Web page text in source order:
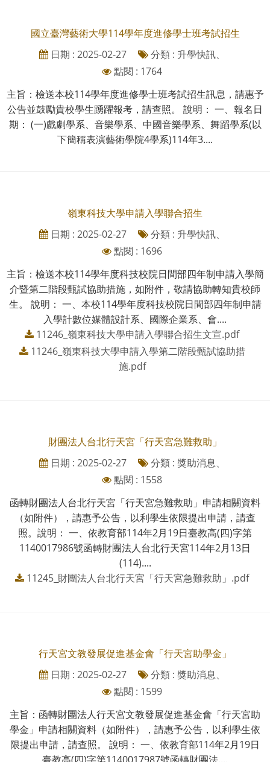
國立臺灣藝術大學114學年度進修學士班考試招生
日期 : 2025-02-27
分類 : 升學快訊、
點閱 : 1764
主旨：檢送本校114學年度進修學士班考試招生訊息，請惠予
公告並鼓勵貴校學生踴躍報考，請查照。 說明： 一、報名日
期： (一)戲劇學系、音樂學系、中國音樂學系、舞蹈學系(以
下簡稱表演藝術學院4學系)114年3....
嶺東科技大學申請入學聯合招生
日期 : 2025-02-27
分類 : 升學快訊、
點閱 : 1696
主旨：檢送本校114學年度科技校院日間部四年制申請入學簡
介暨第二階段甄試協助措施，如附件，敬請協助轉知貴校師
生。 說明： 一、本校114學年度科技校院日間部四年制申請
入學計數位媒體設計系、國際企業系、會....
11246_嶺東科技大學申請入學聯合招生文宣.pdf
11246_嶺東科技大學申請入學第二階段甄試協助措
施.pdf
財團法人台北行天宮「行天宮急難救助」
日期 : 2025-02-27
分類 : 獎助消息、
點閱 : 1558
函轉財團法人台北行天宮「行天宮急難救助」申請相關資料
（如附件），請惠予公告，以利學生依限提出申請，請查
照。說明： 一、依教育部114年2月19日臺教高(四)字第
1140017986號函轉財團法人台北行天宮114年2月13日
(114)....
11245_財團法人台北行天宮「行天宮急難救助」.pdf
行天宮文教發展促進基金會「行天宮助學金」
日期 : 2025-02-27
分類 : 獎助消息、
點閱 : 1599
主旨：函轉財團法人行天宮文教發展促進基金會「行天宮助
學金」申請相關資料（如附件），請惠予公告，以利學生依
限提出申請，請查照。 說明： 一、依教育部114年2月19日
臺教高(四)字第1140017987號函轉財團法....